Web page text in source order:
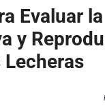
Evaluar
y
Lecheras